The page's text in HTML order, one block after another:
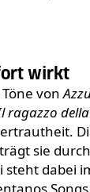
wirkt
von
ragazzo
sie
steht dabei